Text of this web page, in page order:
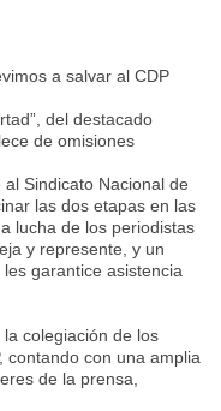
a salvar al CDP
del destacado
de omisiones
Sindicato Nacional de
las dos etapas en las
lucha de los periodistas
y represente, y un
garantice asistencia
colegiación de los
contando con una amplia
de la prensa,